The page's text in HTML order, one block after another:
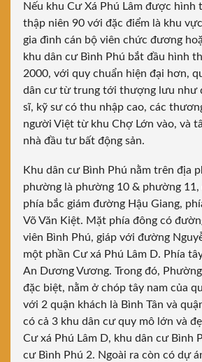
Nếu khu Cư Xá Phú Lâm được
thập niên 90 với đặc điểm là khu
gia đình cán bộ viên chức đương
khu dân cư Bình Phú bắt đầu hình
2000, với quy chuẩn hiện đại hơn,
dân cư từ trung tới thượng lưu như
sĩ, kỹ sư có thu nhập cao, các
người Việt từ khu Chợ Lớn vào, và
nhà đầu tư bất động sản.
Khu dân cư Bình Phú nằm trên địa
phường là phường 10 & phường 11,
phía bắc giám đường Hậu Giang,
Võ Văn Kiệt. Mặt phía đông có
viên Bình Phú, giáp với đường
một phần Cư xá Phú Lâm D. Phía
An Dương Vương. Trong đó,
đặc biệt, nằm ở chóp tây nam của
với 2 quận khách là Bình Tân và
có cả 3 khu dân cư quy mô lớn và
Cư xá Phú Lâm D, khu dân cư Bình
cư Bình Phú 2. Ngoài ra còn có dự